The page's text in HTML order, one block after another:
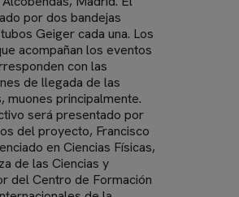
por dos bandejas
Geiger cada una. Los
acompañan los eventos
con las
de llegada de las
muones principalmente.
será presentado por
del proyecto, Francisco
en Ciencias Físicas,
de las Ciencias y
del Centro de Formación